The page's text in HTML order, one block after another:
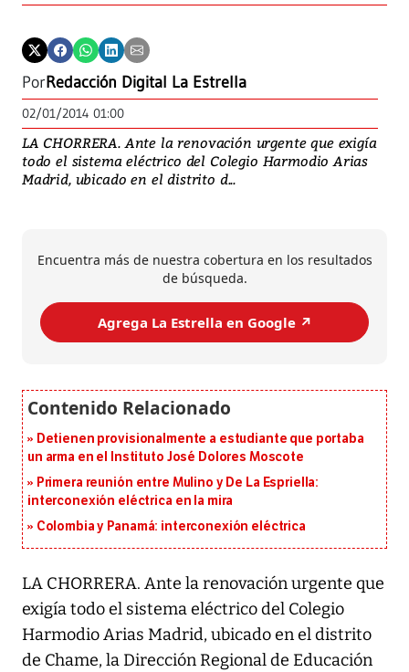
PorRedacción Digital La Estrella
02/01/2014 01:00
LA CHORRERA. Ante la renovación urgente que exigía
todo el sistema eléctrico del Colegio Harmodio Arias
Madrid, ubicado en el distrito d...
Encuentra más de nuestra cobertura en los resultados
de búsqueda.
Agrega La Estrella en Google ↗️
Detienen provisionalmente a estudiante que portaba
un arma en el Instituto José Dolores Moscote
Primera reunión entre Mulino y De La Espriella:
interconexión eléctrica en la mira
Colombia y Panamá: interconexión eléctrica
LA CHORRERA. Ante la renovación urgente que
exigía todo el sistema eléctrico del Colegio
Harmodio Arias Madrid, ubicado en el distrito
de Chame, la Dirección Regional de Educación